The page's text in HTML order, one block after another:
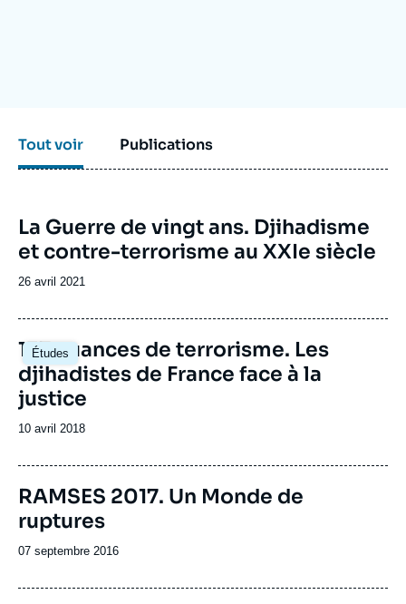
Tout voir Publications
La Guerre de vingt ans. Djihadisme
et contre-terrorisme au XXIe siècle
Date
publication
26 avril 2021
Études
Image
principale
137 nuances de terrorisme. Les
djihadistes de France face à la
justice
Date
publication
10 avril 2018
Image
de
couverture
la
RAMSES 2017. Un Monde de
ruptures
Date
publication
07 septembre 2016